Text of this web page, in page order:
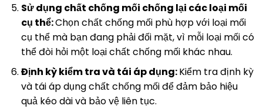
Sử dụng chất chống mối chống lại các loại mối
cụ thể:Chọn chất chống mối phù hợp với loại mối
cụ thể mà bạn đang phải đối mặt, vì mỗi loại mối có
thể đòi hỏi một loại chất chống mối khác nhau.
Định kỳ kiểm tra và tái áp dụng:Kiểm tra định kỳ
và tái áp dụng chất chống mối để đảm bảo hiệu
quả kéo dài và bảo vệ liên tục.